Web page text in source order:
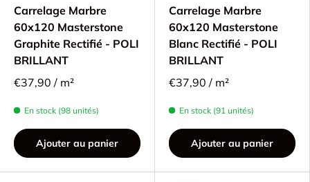
Carrelage Marbre
60x120 Masterstone
Graphite Rectifié - POLI
BRILLANT
€37,90 / m²
En stock (98 unités)
Ajouter au panier
Carrelage Marbre
60x120 Masterstone
Blanc Rectifié - POLI
BRILLANT
€37,90 / m²
En stock (91 unités)
Ajouter au panier